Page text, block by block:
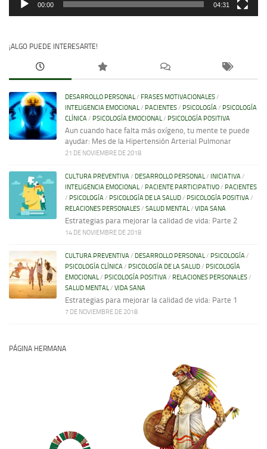
00:00 04:31
¡ALGO PUEDE INTERESARTE!
DESARROLLO PERSONAL/ FRASES MOTIVACIONALES/
INTELIGENCIA EMOCIONAL/ PACIENTES/ PSICOLOGÍA/ PSICOLOGÍA
CLÍNICA/ PSICOLOGÍA EMOCIONAL/ PSICOLOGÍA POSITIVA
Aun cuando hace falta más oxígeno, tu mente te puede
ayudar: Mes de la Hipertensión Arterial Pulmonar
21 DE NOVIEMBRE DE 2018
CULTURA PREVENTIVA/ DESARROLLO PERSONAL/ INICIATIVA/
INTELIGENCIA EMOCIONAL/ PACIENTE PARTICIPATIVO/ PACIENTES
/ PSICOLOGÍA/ PSICOLOGÍA DE LA SALUD/ PSICOLOGÍA POSITIVA/
RELACIONES PERSONALES/ SALUD MENTAL/ VIDA SANA
Estrategias para mejorar la calidad de vida: Parte 2
14 DE NOVIEMBRE DE 2018
CULTURA PREVENTIVA/ DESARROLLO PERSONAL/ PSICOLOGÍA/
PSICOLOGÍA CLÍNICA/ PSICOLOGÍA DE LA SALUD/ PSICOLOGÍA
EMOCIONAL/ PSICOLOGÍA POSITIVA/ RELACIONES PERSONALES/
SALUD MENTAL/ VIDA SANA
Estrategias para mejorar la calidad de vida: Parte 1
7 DE NOVIEMBRE DE 2018
PÁGINA HERMANA